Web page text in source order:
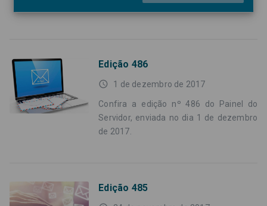
Edição 486
access_time 1 de dezembro de 2017
Confira a edição nº 486 do Painel do
Servidor, enviada no dia 1 de dezembro
de 2017.
Edição 485